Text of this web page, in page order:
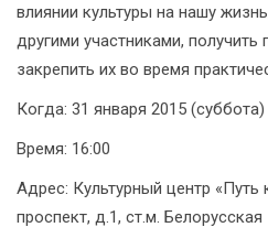
влиянии культуры на нашу
другими участниками,
закрепить их во время
Когда: 31 января 2015 (суббота)
Время: 16:00
Адрес: Культурный центр «Путь
проспект, д.1, ст.м. Белорусская